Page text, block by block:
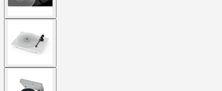
larger
image
larger
image